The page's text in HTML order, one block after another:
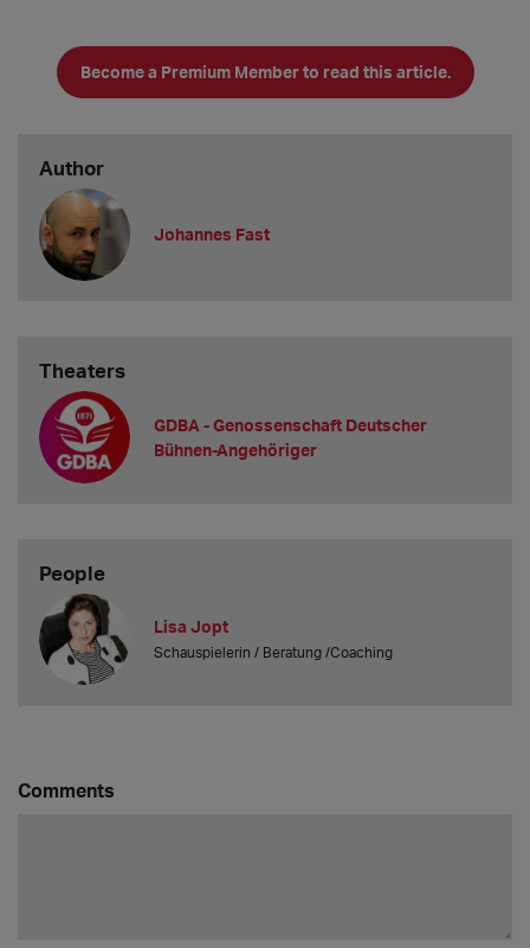
Become a Premium Member to read this article.
Author
Johannes Fast
Theaters
GDBA - Genossenschaft Deutscher
Bühnen-Angehöriger
People
Lisa Jopt
Schauspielerin / Beratung /Coaching
Comments